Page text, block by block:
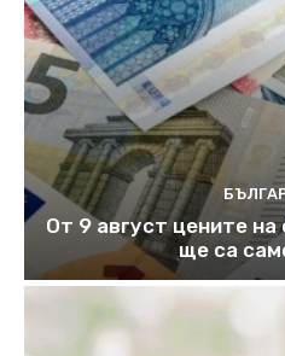
От 9 август цените
ще са